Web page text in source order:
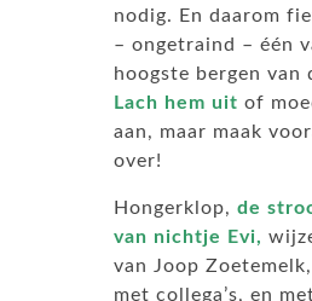
nodig. En daarom
– ongetraind – één
hoogste bergen van
Lach hem uit of
aan, maar maak
over!
Hongerklop, de
van nichtje Evi,
van Joop
met collega’s, en